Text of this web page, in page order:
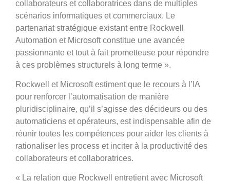
collaborateurs et collaboratrices dans de multiples
scénarios informatiques et commerciaux. Le
partenariat stratégique existant entre Rockwell
Automation et Microsoft constitue une avancée
passionnante et tout à fait prometteuse pour répondre
à ces problèmes structurels à long terme ».
Rockwell et Microsoft estiment que le recours à l’IA
pour renforcer l’automatisation de manière
pluridisciplinaire, qu’il s’agisse des décideurs ou des
automaticiens et opérateurs, est indispensable afin de
réunir toutes les compétences pour aider les clients à
rationaliser les process et inciter à la productivité des
collaborateurs et collaboratrices.
« La relation que Rockwell entretient avec Microsoft